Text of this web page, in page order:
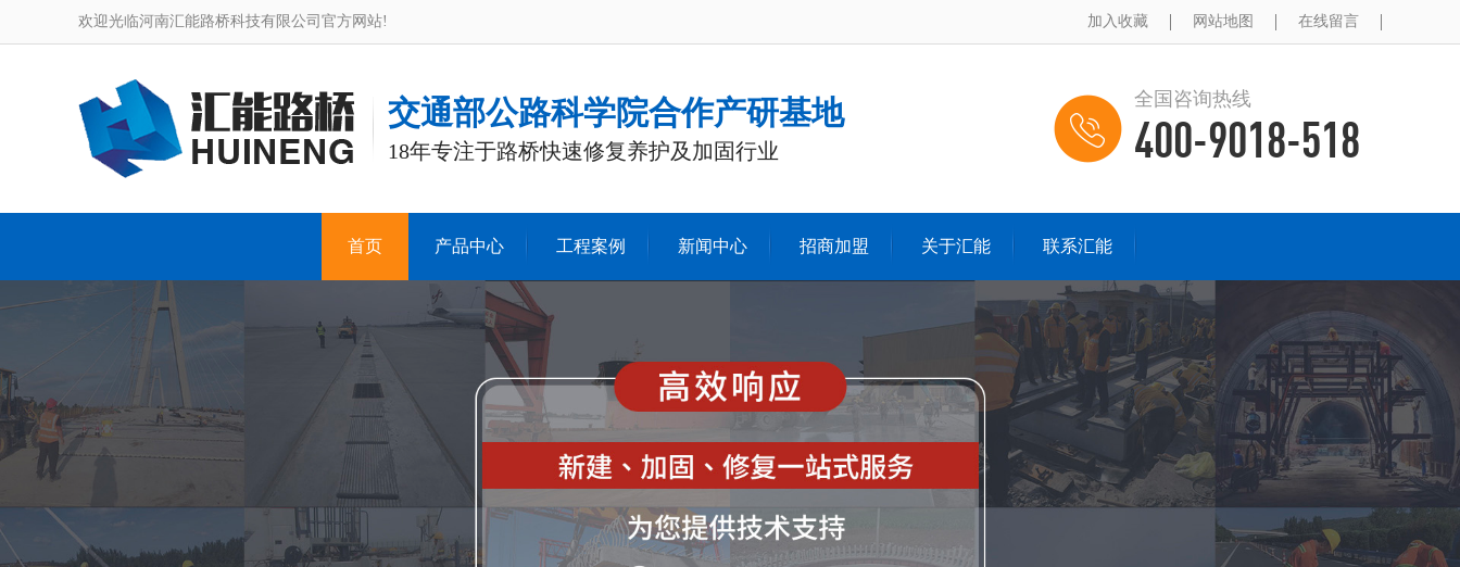
欢迎光临河南汇能路桥科技有限公司官方网站! 加入收藏 网站地图 在线留言
交通部公路科学院合作产研基地
18年专注于路桥快速修复养护及加固行业
全国咨询热线
400-9018-518
首页 产品中心 工程案例 新闻中心 招商加盟 关于汇能 联系汇能